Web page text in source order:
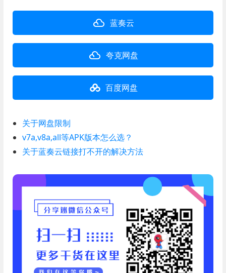
蓝奏云
夸克网盘
百度网盘
关于网盘限制
v7a,v8a,all等APK版本怎么选？
关于蓝奏云链接打不开的解决方法